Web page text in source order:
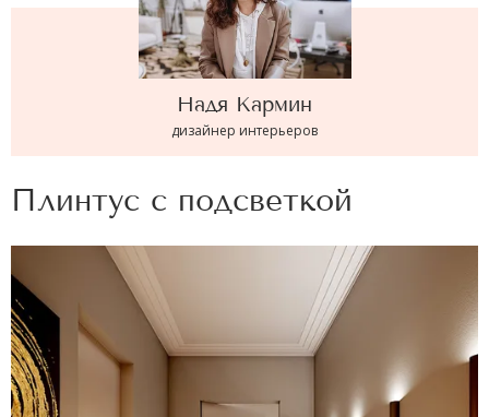
Надя Кармин
дизайнер интерьеров
Плинтус с подсветкой